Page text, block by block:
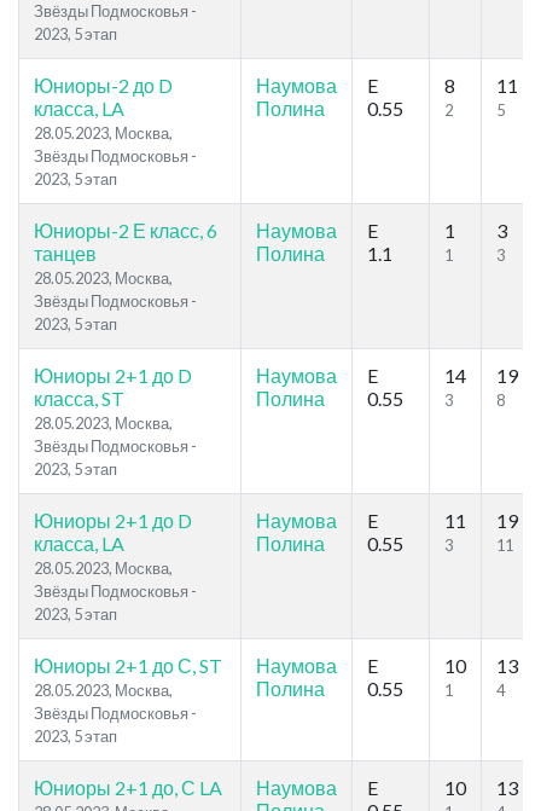
Звёзды Подмосковья -
2023, 5 этап
Юниоры-2 до D
класса, LA
28.05.2023, Москва,
Звёзды Подмосковья -
2023, 5 этап
Наумова
Полина
E
0.55
8
2
11
5
Юниоры-2 Е класс, 6
танцев
28.05.2023, Москва,
Звёзды Подмосковья -
2023, 5 этап
Наумова
Полина
E
1.1
1
1
3
3
Юниоры 2+1 до D
класса, ST
28.05.2023, Москва,
Звёзды Подмосковья -
2023, 5 этап
Наумова
Полина
E
0.55
14
3
19
8
Юниоры 2+1 до D
класса, LA
28.05.2023, Москва,
Звёзды Подмосковья -
2023, 5 этап
Наумова
Полина
E
0.55
11
3
19
11
Юниоры 2+1 до С, ST
28.05.2023, Москва,
Звёзды Подмосковья -
2023, 5 этап
Наумова
Полина
E
0.55
10
1
13
4
Юниоры 2+1 до, С LA
Наумова
E
10 13